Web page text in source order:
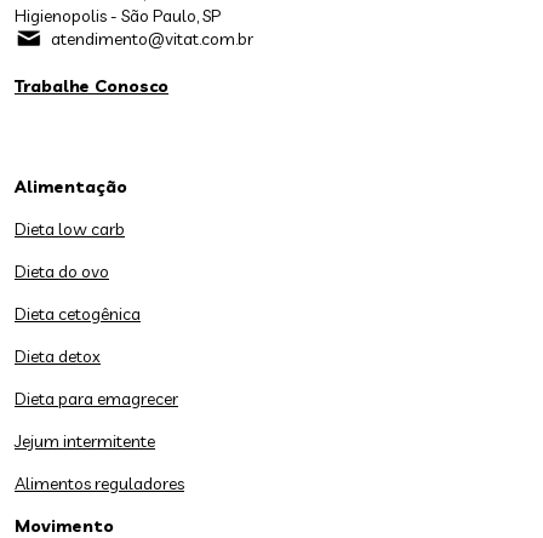
Higienopolis - São Paulo, SP
atendimento@vitat.com.br
Trabalhe Conosco
Alimentação
Dieta low carb
Dieta do ovo
Dieta cetogênica
Dieta detox
Dieta para emagrecer
Jejum intermitente
Alimentos reguladores
Movimento